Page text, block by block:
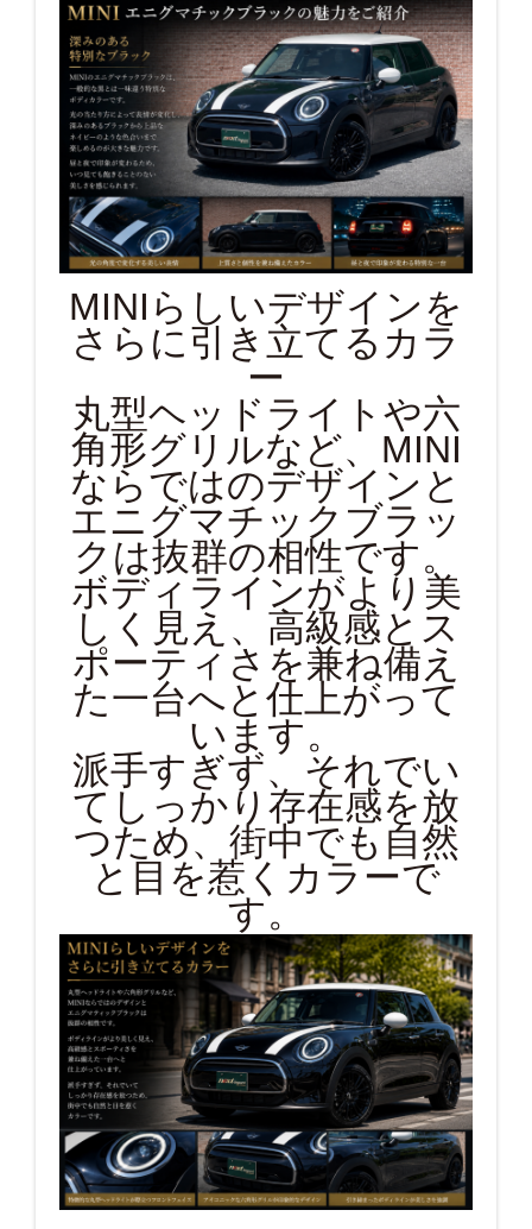
MINIらしいデザインを
さらに引き立てるカラ
ー
丸型ヘッドライトや六
角形グリルなど、MINI
ならではのデザインと
エニグマチックブラッ
クは抜群の相性です。
ボディラインがより美
しく見え、高級感とス
ポーティさを兼ね備え
た一台へと仕上がって
います。
派手すぎず、それでい
てしっかり存在感を放
つため、街中でも自然
と目を惹くカラーで
す。